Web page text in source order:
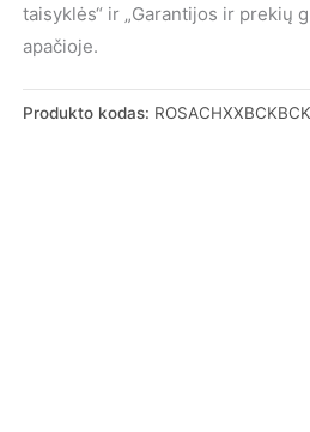
ROSA
BLACK
taisyklės“ ir „Garantijos ir prekių
apačioje.
Produkto kodas: